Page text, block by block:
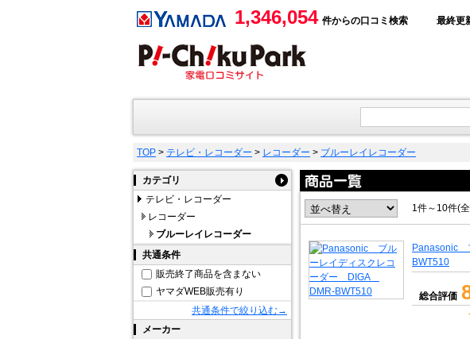
1,346,054 件からの口コミ検索 最終更
TOP > テレビ・レコーダー > レコーダー > ブルーレイレコーダー
カテゴリ
テレビ・レコーダー
レコーダー
ブルーレイレコーダー
共通条件
販売終了商品を含まない
ヤマダWEB販売有り
共通条件で絞り込む→
メーカー
1件～10件(
Panasonic
BWT510
総合評価